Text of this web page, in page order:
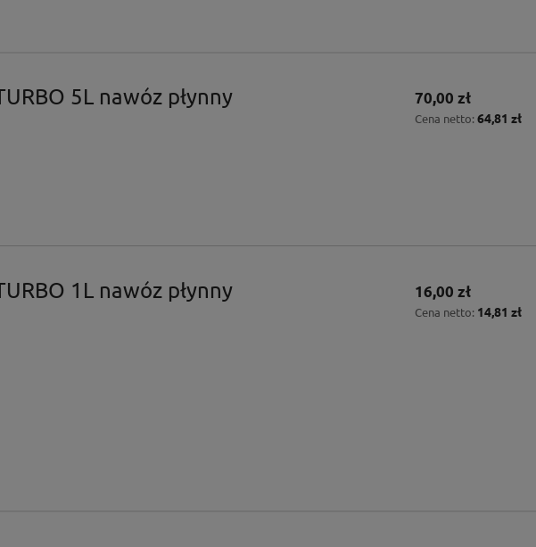
5L nawóz płynny 70,00 zł
Cena netto: 64,81 zł
1L nawóz płynny 16,00 zł
Cena netto: 14,81 zł